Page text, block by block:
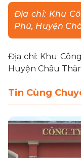
PHÁT TRIỂN
LIÊN HỆ
MUA HÀNG
Địa chỉ: Khu
Phú, Huyện
Địa chỉ: Khu
Huyện Châu
Tin Cùng